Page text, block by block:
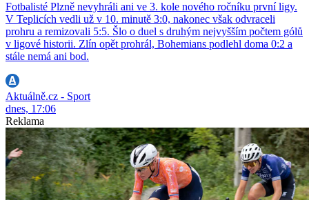
Fotbalisté Plzně nevyhráli ani ve 3. kole nového ročníku první ligy.
V Teplicích vedli už v 10. minutě 3:0, nakonec však odvraceli
prohru a remizovali 5:5. Šlo o duel s druhým nejvyšším počtem gólů
v ligové historii. Zlín opět prohrál, Bohemians podlehl doma 0:2 a
stále nemá ani bod.
Aktuálně.cz - Sport
dnes, 17:06
Reklama